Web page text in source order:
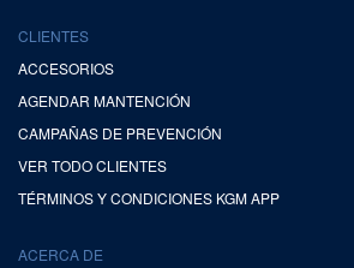
CLIENTES
ACCESORIOS
AGENDAR MANTENCIÓN
CAMPAÑAS DE PREVENCIÓN
VER TODO CLIENTES
TÉRMINOS Y CONDICIONES KGM APP
ACERCA DE